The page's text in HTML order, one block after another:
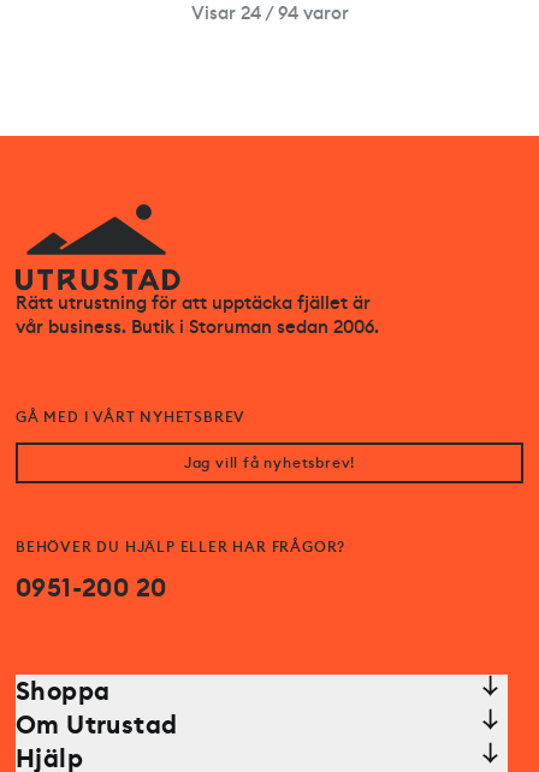
Visar 24 / 94 varor
Rätt utrustning för att upptäcka fjället är
vår business. Butik i Storuman sedan 2006.
BEHÖVER DU HJÄLP ELLER HAR FRÅGOR?
0951-200 20
GÅ MED I VÅRT NYHETSBREV
Jag vill få nyhetsbrev!
Shoppa
Om Utrustad
Hjälp